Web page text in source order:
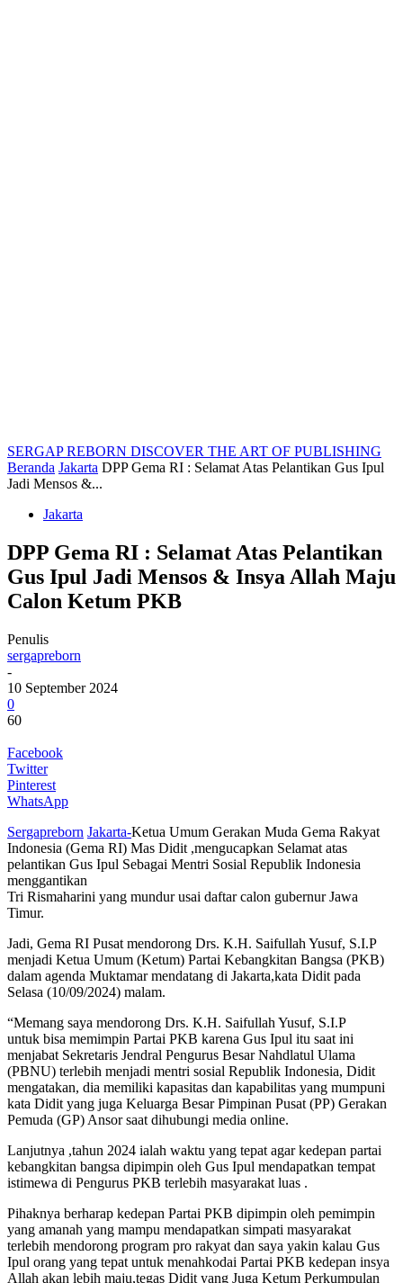
SERGAP REBORN DISCOVER THE ART OF PUBLISHING
Beranda Jakarta DPP Gema RI : Selamat Atas Pelantikan Gus Ipul
Jadi Mensos &...
Jakarta
DPP Gema RI : Selamat Atas Pelantikan
Gus Ipul Jadi Mensos & Insya Allah Maju
Calon Ketum PKB
Penulis
sergapreborn
-
10 September 2024
0
60
Facebook
Twitter
Pinterest
WhatsApp
Sergapreborn Jakarta-Ketua Umum Gerakan Muda Gema Rakyat
Indonesia (Gema RI) Mas Didit ,mengucapkan Selamat atas
pelantikan Gus Ipul Sebagai Mentri Sosial Republik Indonesia
menggantikan
Tri Rismaharini yang mundur usai daftar calon gubernur Jawa
Timur.
Jadi, Gema RI Pusat mendorong Drs. K.H. Saifullah Yusuf, S.I.P
menjadi Ketua Umum (Ketum) Partai Kebangkitan Bangsa (PKB)
dalam agenda Muktamar mendatang di Jakarta,kata Didit pada
Selasa (10/09/2024) malam.
“Memang saya mendorong Drs. K.H. Saifullah Yusuf, S.I.P
untuk bisa memimpin Partai PKB karena Gus Ipul itu saat ini
menjabat Sekretaris Jendral Pengurus Besar Nahdlatul Ulama
(PBNU) terlebih menjadi mentri sosial Republik Indonesia, Didit
mengatakan, dia memiliki kapasitas dan kapabilitas yang mumpuni
kata Didit yang juga Keluarga Besar Pimpinan Pusat (PP) Gerakan
Pemuda (GP) Ansor saat dihubungi media online.
Lanjutnya ,tahun 2024 ialah waktu yang tepat agar kedepan partai
kebangkitan bangsa dipimpin oleh Gus Ipul mendapatkan tempat
istimewa di Pengurus PKB terlebih masyarakat luas .
Pihaknya berharap kedepan Partai PKB dipimpin oleh pemimpin
yang amanah yang mampu mendapatkan simpati masyarakat
terlebih mendorong program pro rakyat dan saya yakin kalau Gus
Ipul orang yang tepat untuk menahkodai Partai PKB kedepan insya
Allah akan lebih maju,tegas Didit yang Juga Ketum Perkumpulan